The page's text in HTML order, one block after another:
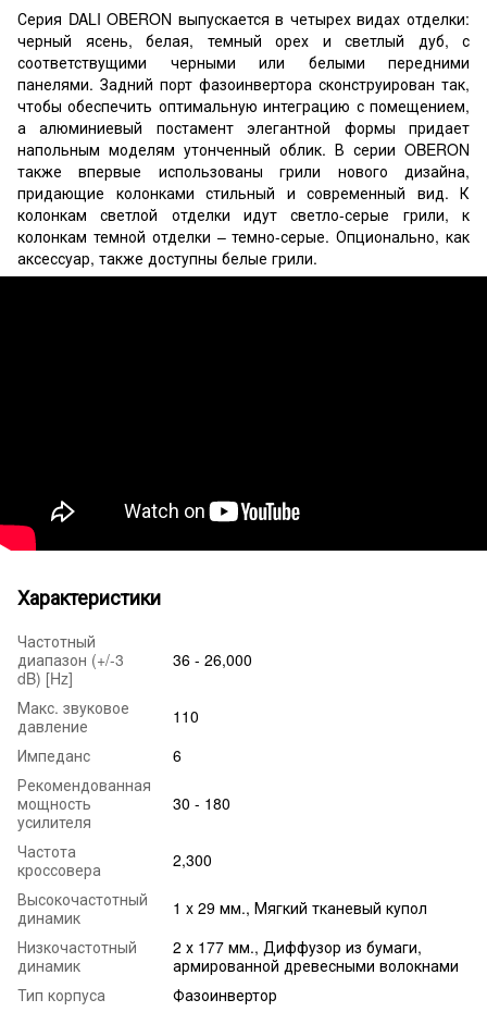
Серия DALI OBERON выпускается в четырех видах отделки:
черный ясень, белая, темный орех и светлый дуб, с
соответствущими черными или белыми передними
панелями. Задний порт фазоинвертора сконструирован так,
чтобы обеспечить оптимальную интеграцию с помещением,
а алюминиевый постамент элегантной формы придает
напольным моделям утонченный облик. В серии OBERON
также впервые использованы грили нового дизайна,
придающие колонками стильный и современный вид. К
колонкам светлой отделки идут светло-серые грили, к
колонкам темной отделки – темно-серые. Опционально, как
аксессуар, также доступны белые грили.
Характеристики
Частотный
диапазон (+/-3
dB) [Hz]
36 - 26,000
Макс. звуковое
давление
110
Импеданс
6
Рекомендованная
мощность
усилителя
30 - 180
Частота
кроссовера
2,300
Высокочастотный
динамик
1 x 29 мм., Мягкий тканевый купол
Низкочастотный
динамик
2 х 177 мм., Диффузор из бумаги,
армированной древесными волокнами
Тип корпуса
Фазоинвертор